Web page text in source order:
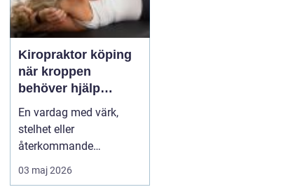
Kiropraktor köping
när kroppen
behöver hjälp
tillbaka
En vardag med värk,
stelhet eller
återkommande
huvudvärk tär på både
ork och humör. Många
03 maj 2026